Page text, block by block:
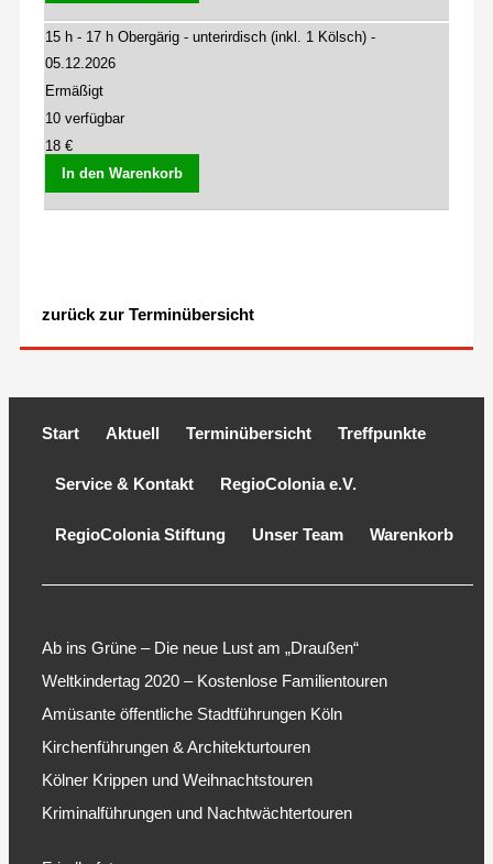
15 h - 17 h Obergärig - unterirdisch (inkl. 1 Kölsch) -
05.12.2026
Ermäßigt
10 verfügbar
18 €
In den Warenkorb
zurück zur Terminübersicht
Start Aktuell Terminübersicht Treffpunkte
Service & Kontakt RegioColonia e.V.
RegioColonia Stiftung Unser Team Warenkorb
Ab ins Grüne – Die neue Lust am „Draußen“
Weltkindertag 2020 – Kostenlose Familientouren
Amüsante öffentliche Stadtführungen Köln
Kirchenführungen & Architekturtouren
Kölner Krippen und Weihnachtstouren
Kriminalführungen und Nachtwächtertouren